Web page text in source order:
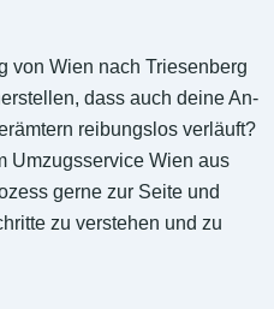
von Wien nach Triesenberg
dass auch deine An-
reibungslos verläuft?
Umzugsservice Wien aus
gerne zur Seite und
zu verstehen und zu